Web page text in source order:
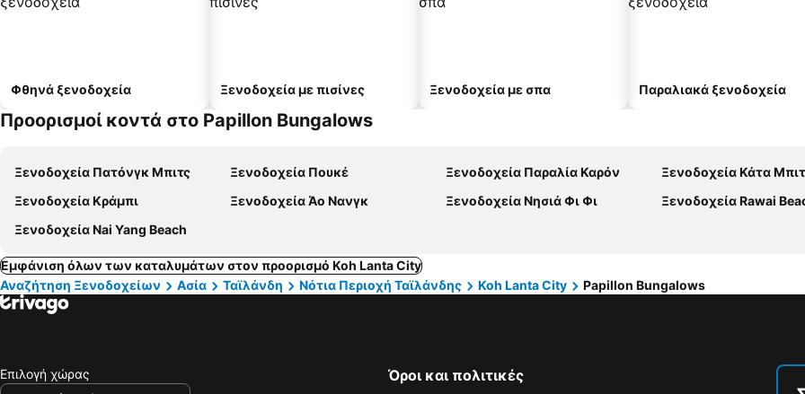
Φθηνά ξενοδοχεία Ξενοδοχεία με πισίνες Ξενοδοχεία με σπα Παραλιακά ξενοδοχεία
Προορισμοί κοντά στο Papillon Bungalows
Ξενοδοχεία Πατόνγκ Μπιτς Ξενοδοχεία Πουκέ Ξενοδοχεία Παραλία Καρόν
Ξενοδοχεία Κάτα
Ξενοδοχεία Κράμπι
Ξενοδοχεία Άο Νανγκ Ξενοδοχεία Νησιά Φι Φι
Ξενοδοχεία Rawai
Ξενοδοχεία Nai Yang Beach
Εμφάνιση όλων των καταλυμάτων στον προορισμό Koh Lanta City
Αναζήτηση Ξενοδοχείων
Ασία Ταϊλάνδη Νότια Περιοχή Ταϊλάνδης Koh Lanta City Papillon Bungalows
Επιλογή χώρας Όροι και πολιτικές